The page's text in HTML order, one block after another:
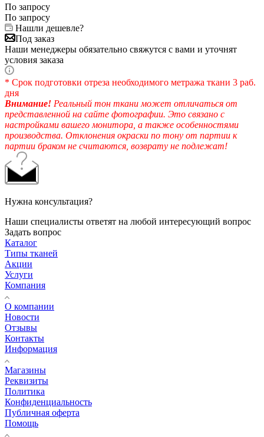
По запросу
По запросу
Нашли дешевле?
Под заказ
Наши менеджеры обязательно свяжутся с вами и уточнят
условия заказа
* Срок подготовки отреза необходимого метража ткани 3 раб.
дня
Внимание! Реальный тон ткани может отличаться от
представленной на сайте фотографии. Это связано с
настройками вашего монитора, а также особенностями
производства. Отклонения окраски по тону от партии к
партии браком не считаются, возврату не подлежат!
Нужна консультация?
Наши специалисты ответят на любой интересующий вопрос
Задать вопрос
Каталог
Типы тканей
Акции
Услуги
Компания
О компании
Новости
Отзывы
Контакты
Информация
Магазины
Реквизиты
Политика
Конфиденциальность
Публичная оферта
Помощь